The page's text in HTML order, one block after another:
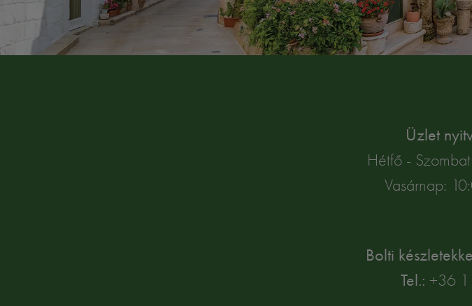
Üzlet
Hétfő -
Vasárnap:
Bolti
Tel.: +36